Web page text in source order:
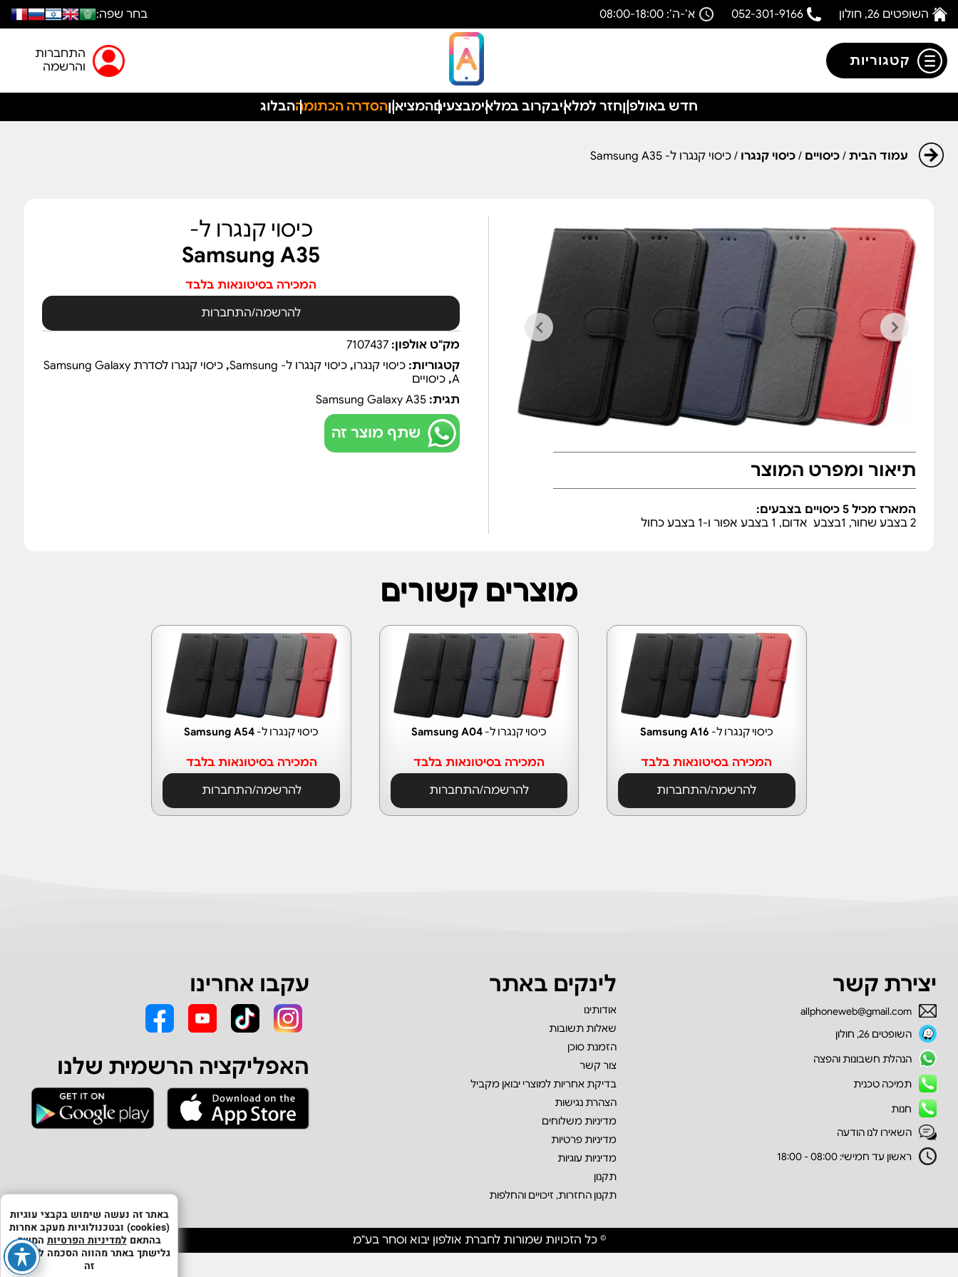
השופטים 26, חולון 052-301-9166 א’-ה’: 08:00-18:00 בחר שפה:
קטגוריות
התחברות
והרשמה
חדש באולפוןחזר למלאיבקרוב במלאימבצעיםהמציאוןהסדרה הכתומההבלוג
עמוד הבית /כיסויים /כיסוי קנגרו / כיסוי קנגרו ל- Samsung A35
תיאור ומפרט המוצר
המארז מכיל 5 כיסויים בצבעים:
2 בצבע שחור, 1בצבע אדום, 1 בצבע אפור ו-1 בצבע כחול
כיסוי קנגרו ל-
Samsung A35
המכירה בסיטונאות בלבד
להרשמה/התחברות
מק"ט אולפון: 7107437
קטגוריות: כיסוי קנגרו, כיסוי קנגרו ל- Samsung ,
כיסוי קנגרו לסדרת Samsung Galaxy
A
, כיסויים
תגית: Samsung Galaxy A35
שתף מוצר זה
מוצרים קשורים
כיסוי קנגרו ל- Samsung A16
המכירה בסיטונאות בלבד
להרשמה/התחברות
כיסוי קנגרו ל- Samsung A04
המכירה בסיטונאות בלבד
להרשמה/התחברות
כיסוי קנגרו ל- Samsung A54
המכירה בסיטונאות בלבד
להרשמה/התחברות
יצירת קשר
allphoneweb@gmail.com
השופטים 26, חולון
הנהלת חשבונות והפצה
תמיכה טכנית
חנות
השאירו לנו הודעה
ראשון עד חמישי: 08:00 - 18:00
לינקים באתר
אודותינו
שאלות תשובות
הזמנת סוכן
צור קשר
בדיקת אחריות למוצרי יבואן מקביל
הצהרת נגישות
מדיניות משלוחים
מדיניות פרטיות
מדיניות עוגיות
תקנון
תקנון החזרות, זיכויים והחלפות
עקבו אחרינו
האפליקציה הרשמית שלנו
© כל הזכויות שמורות לחברת אולפון יבוא וסחר בע"מ
באתר זה נעשה שימוש בקבצי עוגיות
(cookies) ובטכנולוגיות מעקב אחרות
בהתאםלמדיניות הפרטיות המשך
גלישתך באתר מהווה הסכמה לשימוש
זה